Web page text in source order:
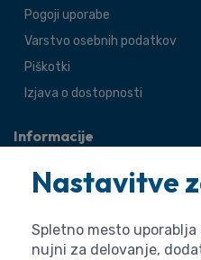
Pogoji uporabe
Varstvo osebnih podatkov
Piškotki
Izjava o dostopnosti
Informacije
O agenciji
Splošne zadeve
Pravne zadeve
Nastavitve
Spletno mesto uporablja
nujni za delovanje,